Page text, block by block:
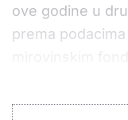
ove godine u
prema
njegova